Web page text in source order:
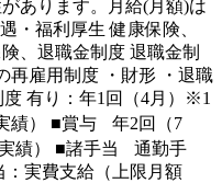
あります。月給(月額)は
・福利厚生 健康保険、
、退職金制度 退職金制
再雇用制度 ・財形 ・退職
有り：年1回（4月）※1
績） ■賞与 年2回（7
績） ■諸手当 通勤手
：実費支給（上限月額